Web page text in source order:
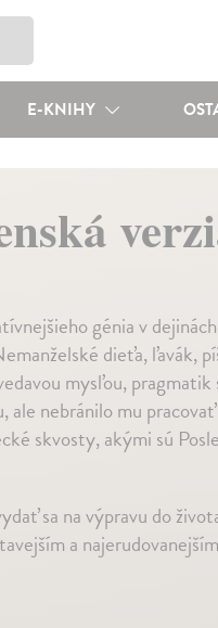
E-KNIHY
génia v
dieťa, ľavák,
mysľou,
nebránilo mu
skvosty, akými sú
sa na výpravu do
a